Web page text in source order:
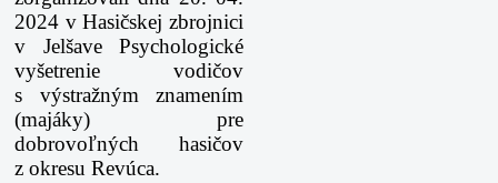
2024 v Hasičskej zbrojnici
v Jelšave Psychologické
vyšetrenie vodičov
s výstražným znamením
(majáky) pre
dobrovoľných hasičov
z okresu Revúca.